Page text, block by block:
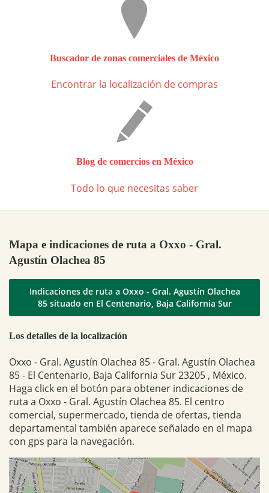
Buscador de zonas comerciales de México
Encontrar la localización de compras
Blog de comercios en México
Todo lo que necesitas saber
Mapa e indicaciones de ruta a Oxxo - Gral.
Agustín Olachea 85
Indicaciones de ruta a Oxxo - Gral. Agustín Olachea
85 situado en El Centenario, Baja California Sur
Los detalles de la localización
Oxxo - Gral. Agustín Olachea 85 - Gral. Agustín Olachea
85 - El Centenario, Baja California Sur 23205 , México.
Haga click en el botón para obtener indicaciones de
ruta a Oxxo - Gral. Agustín Olachea 85. El centro
comercial, supermercado, tienda de ofertas, tienda
departamental también aparece señalado en el mapa
con gps para la navegación.